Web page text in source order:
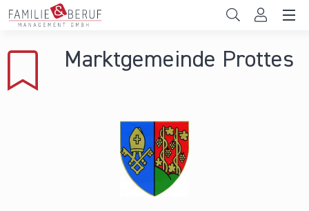
Direkt zum Inhalt
Gemeinden
Marktgemeinde Prottes